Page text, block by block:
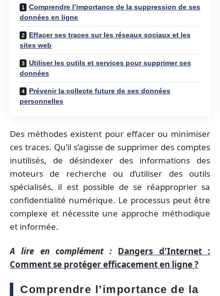
Comprendre l’importance de la suppression de ses
données en ligne
Effacer ses traces sur les réseaux sociaux et les
sites web
Utiliser les outils et services pour supprimer ses
données
Prévenir la collecte future de ses données
personnelles
Des méthodes existent pour effacer ou minimiser
ces traces. Qu’il s’agisse de supprimer des comptes
inutilisés, de désindexer des informations des
moteurs de recherche ou d’utiliser des outils
spécialisés, il est possible de se réapproprier sa
confidentialité numérique. Le processus peut être
complexe et nécessite une approche méthodique
et informée.
A lire en complément : Dangers d'Internet :
Comment se protéger efficacement en ligne ?
Comprendre l’importance de la